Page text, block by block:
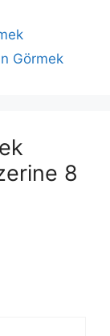
Görmek
8